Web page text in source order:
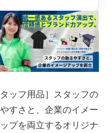
タッフ用品］スタッフの
すさと、企業のイメー
プを両立するオリジナ